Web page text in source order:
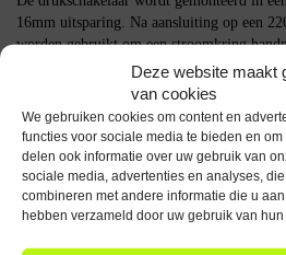
Deze website maakt
van cookies
We gebruiken cookies om content en
functies voor sociale media te bieden en
delen ook informatie over uw gebruik van
sociale media, advertenties en analyses,
combineren met andere informatie die u
hebben verzameld door uw gebruik van hun
16mm uitsparing. Na aansluiting op een
worden gebruikt om een stroomkring
De LED ring brandt wanneer de schakelaar
Specificaties
Producttype: Drukschakelaar ON-OFF
Aansluiting: 220V
Formaat: 16mm
Materiaal: Metaal